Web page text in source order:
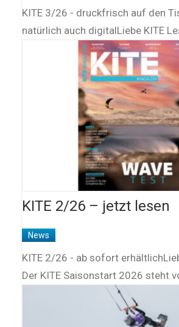
KITE 3/26 - druckfrisch auf den
natürlich auch digitalLiebe KITE
KITE 2/26 – jetzt lesen
News
KITE 2/26 - ab sofort
Der KITE Saisonstart 2026 steht